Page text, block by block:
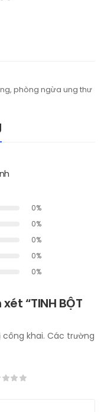
phòng ngừa ung thư
0%
0%
0%
0%
0%
“TINH BỘT
khai. Các trường